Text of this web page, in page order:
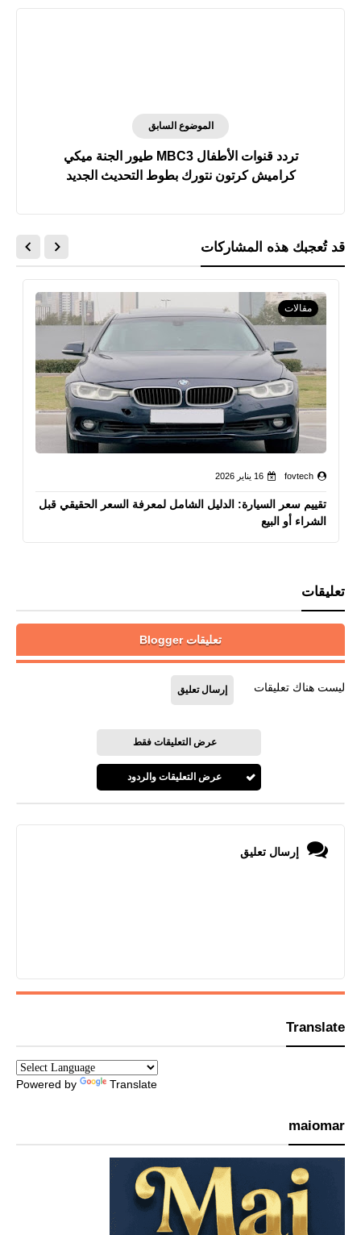
الموضوع السابق
تردد قنوات الأطفال MBC3 طيور الجنة ميكي
كراميش كرتون نتورك بطوط التحديث الجديد
قد تُعجبك هذه المشاركات
مقالات
fovtech 16 يناير 2026
تقييم سعر السيارة: الدليل الشامل لمعرفة السعر الحقيقي قبل
الشراء أو البيع
تعليقات
تعليقات Blogger
ليست هناك تعليقات إرسال تعليق
عرض التعليقات فقط
عرض التعليقات والردود
إرسال تعليق
Translate
Powered by Translate
maiomar